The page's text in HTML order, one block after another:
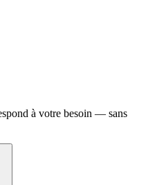
à votre besoin — sans